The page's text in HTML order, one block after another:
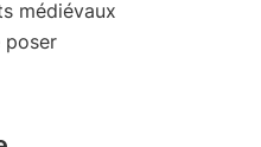
médiévaux
poser